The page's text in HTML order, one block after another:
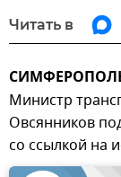
Читать в
Министр
Овсянников
со ссылкой на